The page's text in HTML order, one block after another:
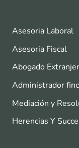
Asesoria Laboral
Asesoria Fiscal
Abogado
Administrador
Mediación y
Herencias Y